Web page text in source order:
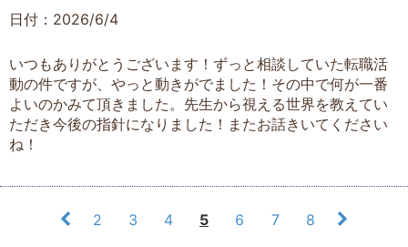
日付：2026/6/4
いつもありがとうございます！ずっと相談していた転職活
動の件ですが、やっと動きがでました！その中で何が一番
よいのかみて頂きました。先生から視える世界を教えてい
ただき今後の指針になりました！またお話きいてください
ね！
2 3 4 5 6 7 8